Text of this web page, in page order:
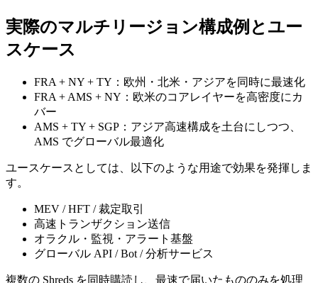
実際のマルチリージョン構成例とユー
スケース
FRA + NY + TY：欧州・北米・アジアを同時に最速化
FRA + AMS + NY：欧米のコアレイヤーを高密度にカ
バー
AMS + TY + SGP：アジア高速構成を土台にしつつ、
AMS でグローバル最適化
ユースケースとしては、以下のような用途で効果を発揮しま
す。
MEV / HFT / 裁定取引
高速トランザクション送信
オラクル・監視・アラート基盤
グローバル API / Bot / 分析サービス
複数の Shreds を同時購読し、最速で届いたもののみを処理